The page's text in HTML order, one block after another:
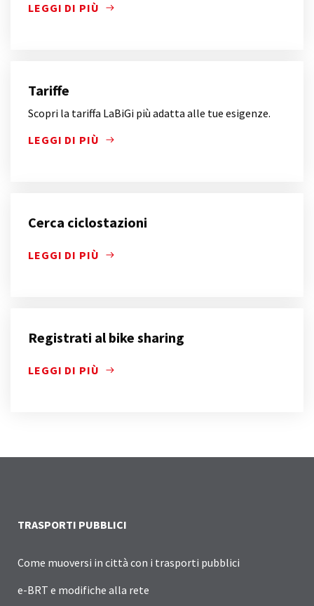
LEGGI DI PIÙ
OTTIENI INFORMAZIONI SU TARIFFE, COME
Tariffe
Scopri la tariffa LaBiGi più adatta alle tue esigenze.
LEGGI DI PIÙ
SCOPRI LA TARIFFA LABIGI PIÙ ADATTA ALLE TUE
Cerca ciclostazioni
LEGGI DI PIÙ
Registrati al bike sharing
LEGGI DI PIÙ
TRASPORTI PUBBLICI
Come muoversi in città con i trasporti pubblici
e-BRT e modifiche alla rete